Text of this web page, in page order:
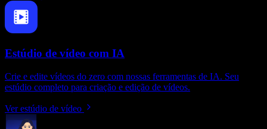
Estúdio de vídeo com IA
Crie e edite vídeos do zero com nossas ferramentas de IA. Seu
estúdio completo para criação e edição de vídeos.
Ver estúdio de vídeo